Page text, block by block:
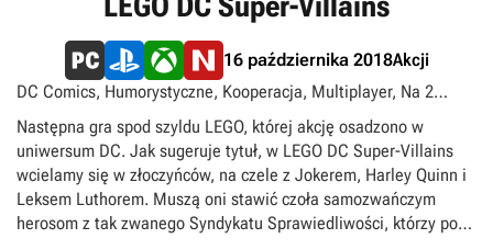
16 października 2018Akcji
DC Comics, Humorystyczne, Kooperacja, Multiplayer, Na 2
osoby, Platformówki 3D, Podzielony/wspólny ekran, PS Plus
Extra, PS Plus Premium, Singleplayer, Superbohaterowie,
Superłotrzy, TPP
Następna gra spod szyldu LEGO, której akcję osadzono w
uniwersum DC. Jak sugeruje tytuł, w LEGO DC Super-Villains
wcielamy się w złoczyńców, na czele z Jokerem, Harley Quinn i
Leksem Luthorem. Muszą oni stawić czoła samozwańczym
herosom z tak zwanego Syndykatu Sprawiedliwości, którzy pod